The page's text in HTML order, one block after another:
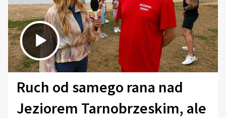
Ruch od samego rana nad
Jeziorem Tarnobrzeskim, ale